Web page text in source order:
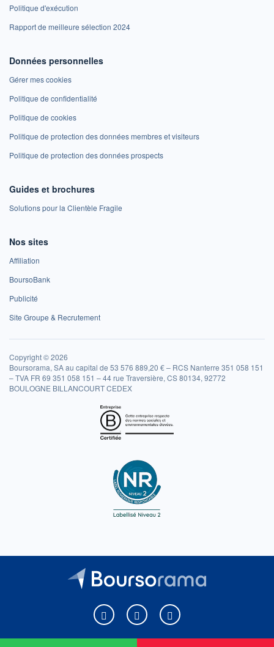
Politique d'exécution
Rapport de meilleure sélection 2024
Données personnelles
Gérer mes cookies
Politique de confidentialité
Politique de cookies
Politique de protection des données membres et visiteurs
Politique de protection des données prospects
Guides et brochures
Solutions pour la Clientèle Fragile
Nos sites
Affiliation
BoursoBank
Publicité
Site Groupe & Recrutement
Copyright © 2026
Boursorama, SA au capital de 53 576 889,20 € – RCS Nanterre 351 058 151
– TVA FR 69 351 058 151 – 44 rue Traversière, CS 80134, 92772
BOULOGNE BILLANCOURT CEDEX
Boursorama sur Facebook
Boursorama sur XBoursorama sur